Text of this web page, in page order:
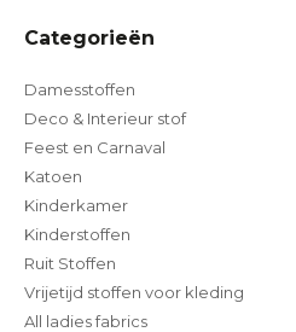
Categorieën
Damesstoffen
Deco & Interieur stof
Feest en Carnaval
Katoen
Kinderkamer
Kinderstoffen
Ruit Stoffen
Vrijetijd stoffen voor kleding
All ladies fabrics